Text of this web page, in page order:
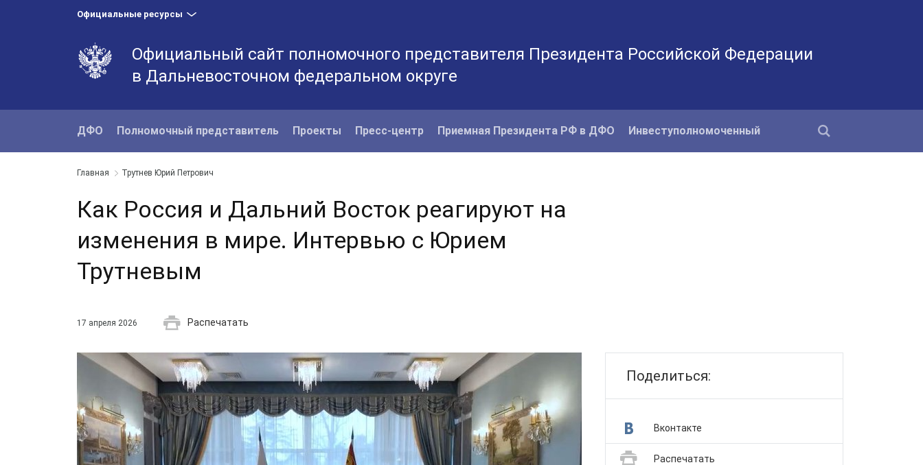
Официальные ресурсы
Официальный сайт полномочного представителя Президента Российской Федерации
в Дальневосточном федеральном округе
ДФО Полномочный представитель Проекты Пресс-центр Приемная Президента РФ в ДФО Инвеступолномоченный
Главная Трутнев Юрий Петрович
Как Россия и Дальний Восток реагируют на
изменения в мире. Интервью с Юрием
Трутневым
17 апреля 2026 Распечатать
Поделиться:
Вконтакте
Распечатать